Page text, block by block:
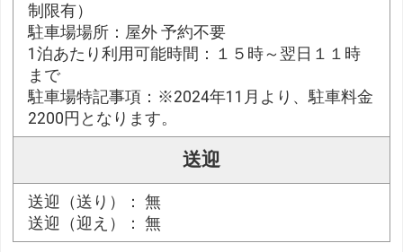
制限有）
駐車場場所：屋外 予約不要
1泊あたり利用可能時間：１５時～翌日１１時
まで
駐車場特記事項：※2024年11月より、駐車料金
2200円となります。
送迎
送迎（送り）： 無
送迎（迎え）： 無